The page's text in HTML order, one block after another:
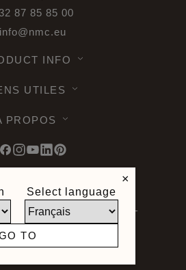
87 85 85 00
info@nmc.eu
INFO
UTILES
PROPOS
& Marquet. Tous droits
des données RGPD -
d'utilisation -Limite de
-
crée par
×
Select language
TO